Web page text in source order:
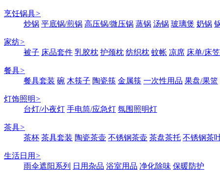
烹饪锅具>
炒锅 平底锅/煎锅 高压锅/微压锅 蒸锅 汤锅 玻璃煲 奶锅
家纺>
被子 床品套件 乳胶枕 护颈枕 纺织枕 蚊帐 凉席 床单/床笠
餐具>
餐具套装 碗 木筷子 陶瓷筷 金属筷 一次性用品 果盘/果篮
灯饰照明>
台灯/小夜灯 手电筒/应急灯 氛围照明灯
茶具>
茶杯 茶具套装 陶瓷茶壶 不锈钢茶壶 茶盘茶托 不锈钢茶
生活日用 >
雨伞遮阳系列
日用杂品 浴室用品 净化除味 保暖防护